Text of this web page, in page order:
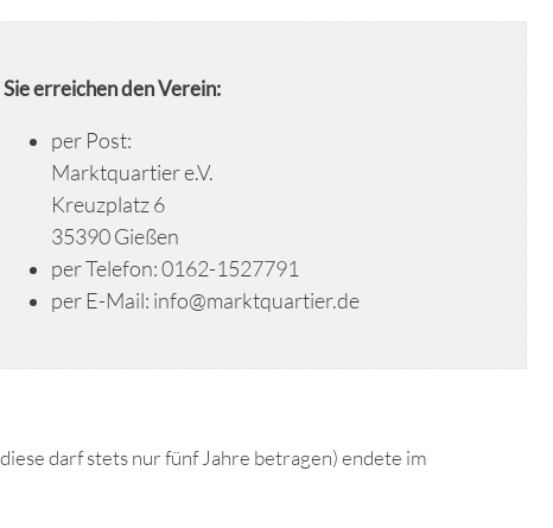
Sie erreichen den Verein:
per Post:
Marktquartier e.V.
Kreuzplatz 6
35390 Gießen
per Telefon: 0162-1527791
per E-Mail: info@marktquartier.de
darf stets nur fünf Jahre betragen) endete im